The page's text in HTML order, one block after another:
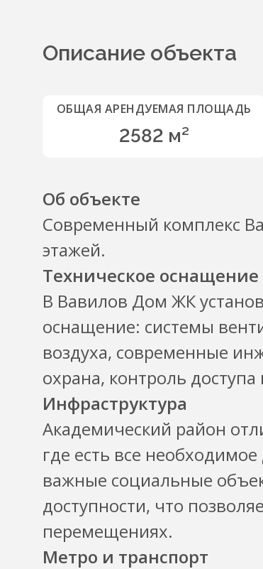
Описание объекта
ОБЩАЯ АРЕНДУЕМАЯ ПЛОЩАДЬ
2582 м²
Об объекте
Современный комплекс
этажей.
Техническое оснащение
В Вавилов Дом ЖК
оснащение: системы
воздуха, современные
охрана, контроль
Инфраструктура
Академический район
где есть все
важные социальные
доступности, что
перемещениях.
Метро и транспорт